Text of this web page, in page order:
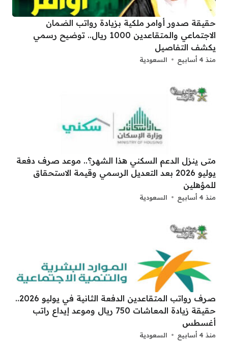
حقيقة صدور أوامر ملكية بزيادة رواتب الضمان
الاجتماعي والمتقاعدين 1000 ريال.. توضيح رسمي
يكشف التفاصيل
منذ 4 أسابيع السعودية
متى ينزل الدعم السكني هذا الشهر؟.. موعد صرف دفعة
يوليو 2026 بعد التعديل الرسمي وقيمة الاستحقاق
للمؤهلين
منذ 4 أسابيع السعودية
صرف رواتب المتقاعدين الدفعة الثانية في يوليو 2026..
حقيقة زيادة المعاشات 750 ريال وموعد إيداع راتب
أغسطس
منذ 4 أسابيع السعودية